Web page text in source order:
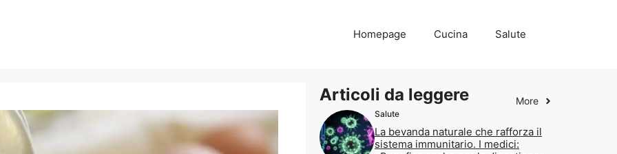
Homepage Cucina Salute
Articoli da leggere More
Salute
La bevanda naturale che rafforza il
sistema immunitario. I medici: